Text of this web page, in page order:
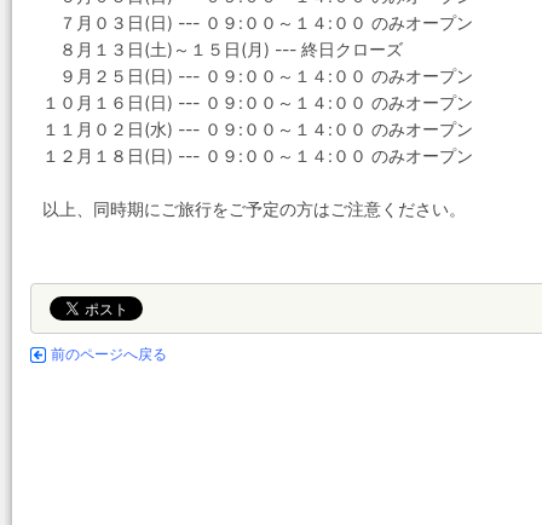
７月０３日(日) --- ０９:００～１４:００ のみオープン
８月１３日(土)～１５日(月) --- 終日クローズ
９月２５日(日) --- ０９:００～１４:００ のみオープン
１０月１６日(日) --- ０９:００～１４:００ のみオープン
１１月０２日(水) --- ０９:００～１４:００ のみオープン
１２月１８日(日) --- ０９:００～１４:００ のみオープン
以上、同時期にご旅行をご予定の方はご注意ください。
前のページへ戻る